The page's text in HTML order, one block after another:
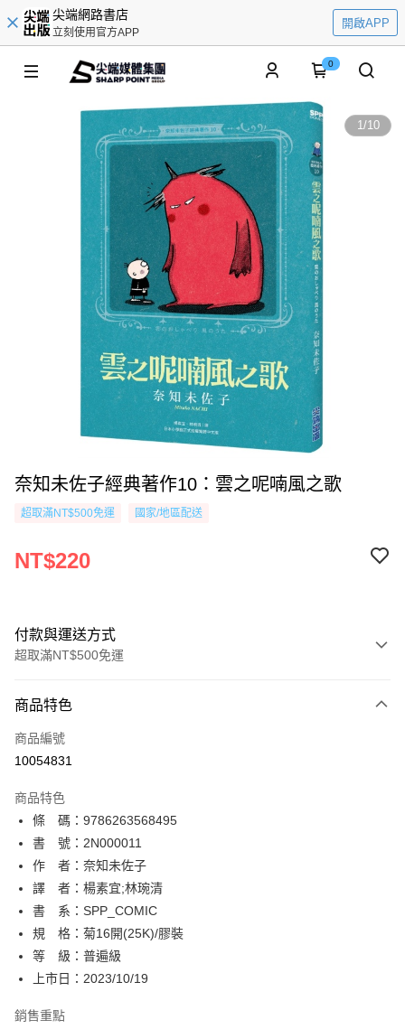
尖端網路書店
立刻使用官方APP
開啟APP
0
1/10
奈知未佐子經典著作10：雲之呢喃風之歌
超取滿NT$500免運 國家/地區配送
NT$220
付款與運送方式
超取滿NT$500免運
信用卡一次付款
超商取貨付款
相關說明
【關於「AFTEE先享後付」】
AFTEE先享後付是「在收到商品之後才付款」的支付方式。 讓您購物簡單
便利好安心！
１．簡單：不需註冊會員、不需綁卡、不需儲值。
２．便利：只要手機號碼，簡訊認證，即可結帳。
３．安心：先確認商品／服務後，再付款。
【「AFTEE先享後付」結帳流程】
１．於結帳方式選擇「AFTEE先享後付」後，將跳轉至「AFTEE先享後付」
結帳頁面，進行簡訊認證並確認金額後，即可完成結帳。
２．訂單成立數日內，您將收到繳費通知簡訊。
ATM／網路銀行／等多元方式進行付款，方視為交易完成。
ATM付款
運送方式
全家取貨付款
每筆NT$80，滿NT$500(含以上)免運費
付款後全家取貨
商品特色
商品編號
10054831
商品特色
條 碼：9786263568495
書 號：2N000011
作 者：奈知未佐子
譯 者：楊素宜;林琬清
書 系：SPP_COMIC
規 格：菊16開(25K)/膠裝
等 級：普遍級
上市日：2023/10/19
銷售重點